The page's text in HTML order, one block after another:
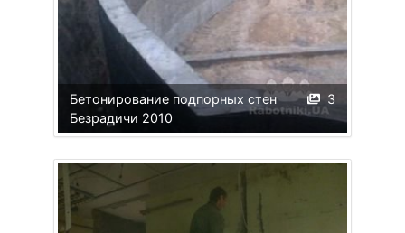
3
Бетонирование подпорных стен
Безрадичи 2010